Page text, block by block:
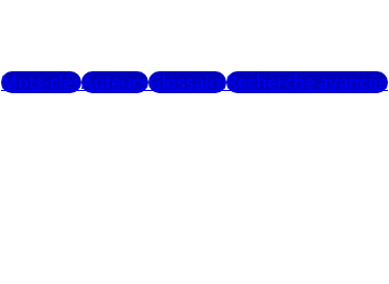
Mots-clésAuteursGlossaireRecherche avancée